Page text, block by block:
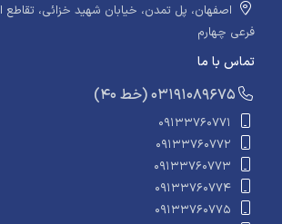
اصفهان، پل تمدن، خیابان شهید خزائی،
فرعی چهارم
تماس با ما
​​​ (40 خط) 03191089675
09133760771
09133760772
09133760773
09133760774
09133760775